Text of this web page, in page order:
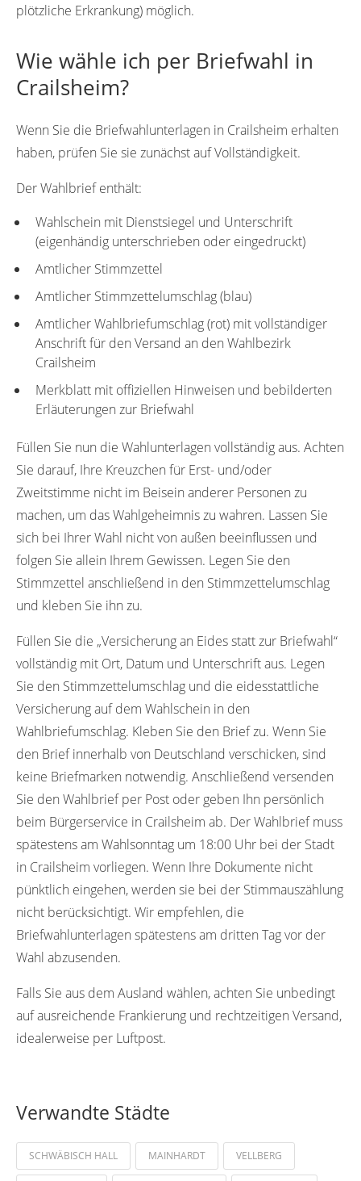
plötzliche Erkrankung) möglich.
Wie wähle ich per Briefwahl in
Crailsheim?
Wenn Sie die Briefwahlunterlagen in Crailsheim erhalten
haben, prüfen Sie sie zunächst auf Vollständigkeit.
Der Wahlbrief enthält:
Wahlschein mit Dienstsiegel und Unterschrift
(eigenhändig unterschrieben oder eingedruckt)
Amtlicher Stimmzettel
Amtlicher Stimmzettelumschlag (blau)
Amtlicher Wahlbriefumschlag (rot) mit vollständiger
Anschrift für den Versand an den Wahlbezirk
Crailsheim
Merkblatt mit offiziellen Hinweisen und bebilderten
Erläuterungen zur Briefwahl
Füllen Sie nun die Wahlunterlagen vollständig aus. Achten
Sie darauf, Ihre Kreuzchen für Erst- und/oder
Zweitstimme nicht im Beisein anderer Personen zu
machen, um das Wahlgeheimnis zu wahren. Lassen Sie
sich bei Ihrer Wahl nicht von außen beeinflussen und
folgen Sie allein Ihrem Gewissen. Legen Sie den
Stimmzettel anschließend in den Stimmzettelumschlag
und kleben Sie ihn zu.
Füllen Sie die „Versicherung an Eides statt zur Briefwahl“
vollständig mit Ort, Datum und Unterschrift aus. Legen
Sie den Stimmzettelumschlag und die eidesstattliche
Versicherung auf dem Wahlschein in den
Wahlbriefumschlag. Kleben Sie den Brief zu. Wenn Sie
den Brief innerhalb von Deutschland verschicken, sind
keine Briefmarken notwendig. Anschließend versenden
Sie den Wahlbrief per Post oder geben Ihn persönlich
beim Bürgerservice in Crailsheim ab. Der Wahlbrief muss
spätestens am Wahlsonntag um 18:00 Uhr bei der Stadt
in Crailsheim vorliegen. Wenn Ihre Dokumente nicht
pünktlich eingehen, werden sie bei der Stimmauszählung
nicht berücksichtigt. Wir empfehlen, die
Briefwahlunterlagen spätestens am dritten Tag vor der
Wahl abzusenden.
Falls Sie aus dem Ausland wählen, achten Sie unbedingt
auf ausreichende Frankierung und rechtzeitigen Versand,
idealerweise per Luftpost.
Verwandte Städte
SCHWÄBISCH HALL MAINHARDT VELLBERG